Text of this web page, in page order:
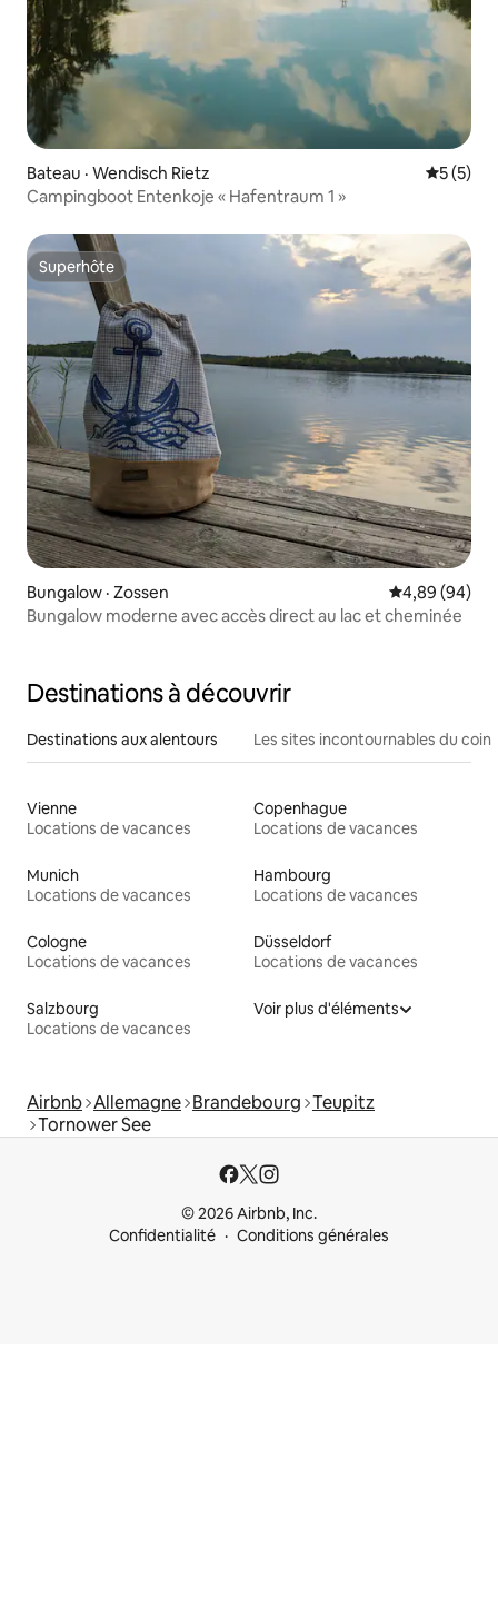
Bateau · Wendisch Rietz Note
5 (5)
Campingboot Entenkoje « Hafentraum 1 »
Superhôte
Superhôte
Bungalow · Zossen Note
4,89 (94)
Bungalow moderne avec accès direct au lac et cheminée
Destinations à découvrir
Destinations aux alentours Les sites incontournables du coin
Vienne
Locations de vacances
Copenhague
Locations de vacances
Munich
Locations de vacances
Hambourg
Locations de vacances
Cologne
Locations de vacances
Düsseldorf
Locations de vacances
Salzbourg
Locations de vacances
Voir plus d'éléments
Airbnb Allemagne Brandebourg Teupitz
Tornower See
© 2026 Airbnb, Inc.
Confidentialité
Conditions générales